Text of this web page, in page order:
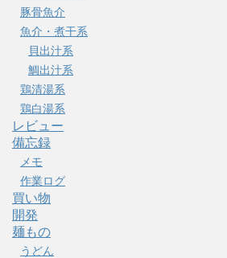
豚骨魚介
魚介・煮干系
貝出汁系
鯛出汁系
鶏清湯系
鶏白湯系
レビュー
備忘録
メモ
作業ログ
買い物
開発
麺もの
うどん